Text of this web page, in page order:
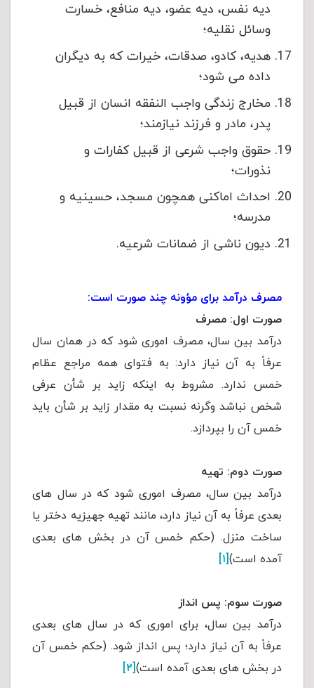
دیه نفس، دیه عضو، دیه منافع، خسارت
وسائل نقلیه؛
هدیه، کادو، صدقات، خیرات که به دیگران
داده می شود؛
مخارج زندگی واجب النفقه انسان از قبیل
پدر، مادر و فرزند نیازمند؛
حقوق واجب شرعی از قبیل کفارات و
نذورات؛
احداث اماکنی همچون مسجد، حسینیه و
مدرسه؛
دیون ناشی از ضمانات شرعیه.
مصرف درآمد برای مؤونه چند صورت است:
صورت اول: مصرف
درآمد بین سال، مصرف اموری شود که در همان سال
عرفاً به آن نیاز دارد: به فتوای همه مراجع عظام
خمس ندارد. مشروط به اینکه زاید بر شأن عرفی
شخص نباشد وگرنه نسبت به مقدار زاید بر شأن باید
خمس آن را بپردازد.
صورت دوم: تهیه
درآمد بین سال، مصرف اموری شود که در سال های
بعدی عرفاً به آن نیاز دارد، مانند تهیه جهیزیه دختر یا
ساخت منزل. (حکم خمس آن در بخش های بعدی
آمده است)‌[۱]
صورت سوم: پس انداز
درآمد بین سال، برای اموری که در سال های بعدی
عرفاً به آن نیاز دارد؛ پس انداز شود. (حکم خمس آن
در بخش های بعدی آمده است)[۲]